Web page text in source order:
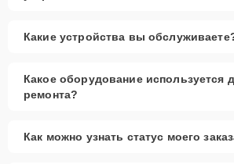
Какие устройства вы
Какое оборудование используется
ремонта?
Как можно узнать статус моего